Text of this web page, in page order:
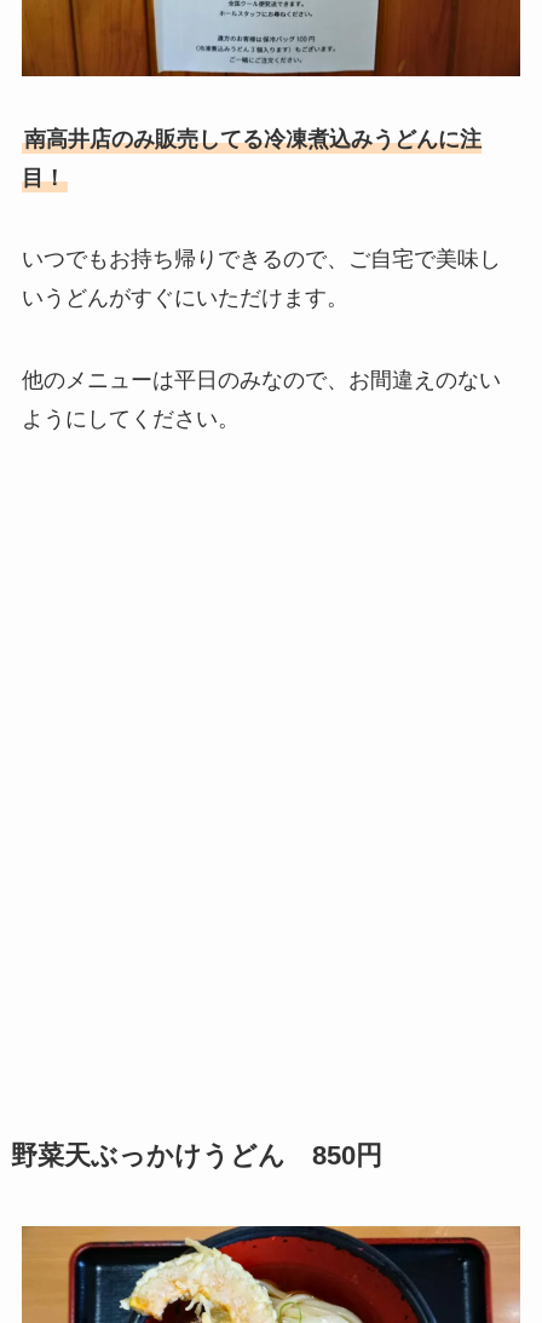
南高井店のみ販売してる冷凍煮込みうどんに注
目！
いつでもお持ち帰りできるので、ご自宅で美味し
いうどんがすぐにいただけます。
他のメニューは平日のみなので、お間違えのない
ようにしてください。
野菜天ぶっかけうどん 850円